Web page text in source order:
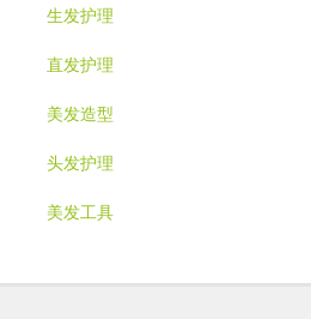
生发护理
直发护理
美发造型
头发护理
美发工具